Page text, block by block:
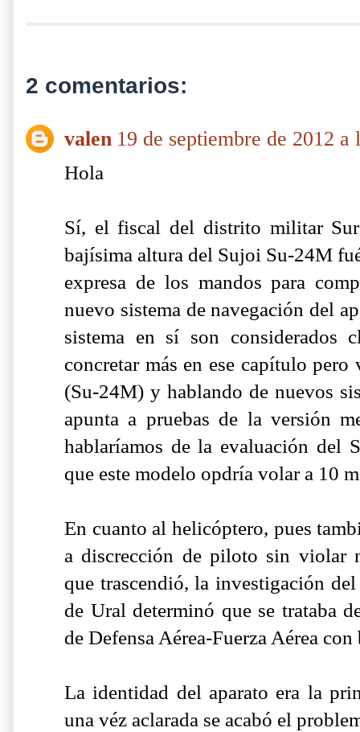
2 comentarios:
valen 19 de septiembre de 2012 a
Hola
Sí, el fiscal del distrito militar
bajísima altura del Sujoi Su-24M
expresa de los mandos para
nuevo sistema de navegación del
sistema en sí son considerados
concretar más en ese capítulo
(Su-24M) y hablando de nuevos
apunta a pruebas de la versión
hablaríamos de la evaluación del
que este modelo opdría volar a 10
En cuanto al helicóptero, pues
a discrección de piloto sin violar
que trascendió, la investigación
de Ural determinó que se trataba
de Defensa Aérea-Fuerza Aérea
La identidad del aparato era la
una véz aclarada se acabó el